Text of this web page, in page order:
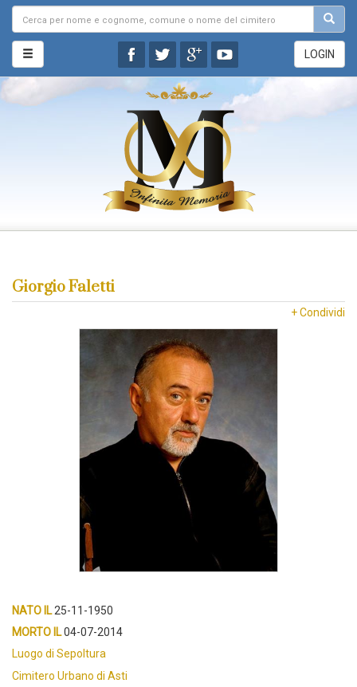
LOGIN
Giorgio Faletti
+ Condividi
NATO IL25-11-1950
MORTO IL04-07-2014
Luogo di Sepoltura
Cimitero Urbano di Asti